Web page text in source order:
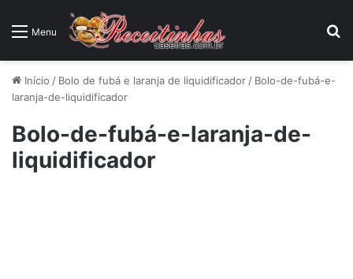
Menu
Início / Bolo de fubá e laranja de liquidificador / Bolo-de-fubá-e-
laranja-de-liquidificador
Bolo-de-fubá-e-laranja-de-
liquidificador